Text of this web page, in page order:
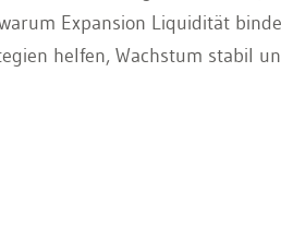
Expansion Liquidität
helfen, Wachstum stabil